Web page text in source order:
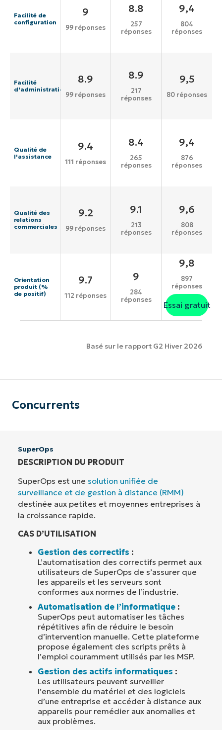
Facilité de
configuration
9
99 réponses
8.8
257
réponses
9,4
804
réponses
Facilité
d'administration
8.9
99 réponses
8.9
217
réponses
9,5
80 réponses
Qualité de
l'assistance
9.4
111 réponses
8.4
265
réponses
9,4
876
réponses
Qualité des
relations
commerciales
9.2
99 réponses
9.1
213
réponses
9,6
808
réponses
Orientation
produit (%
de positif)
9.7
112 réponses
9
284
réponses
9,8
897
réponses
Essai gratuit
Basé sur le rapport G2 Hiver 2026
Concurrents
SuperOps
DESCRIPTION DU PRODUIT
SuperOps est une solution unifiée de
surveillance et de gestion à distance (RMM)
destinée aux petites et moyennes entreprises à
la croissance rapide.
CAS D’UTILISATION
Gestion des correctifs :
L’automatisation des correctifs permet aux
utilisateurs de SuperOps de s’assurer que
les appareils et les serveurs sont
conformes aux normes de l’industrie.
Automatisation de l’informatique :
SuperOps peut automatiser les tâches
répétitives afin de réduire le besoin
d’intervention manuelle. Cette plateforme
propose également des scripts prêts à
l’emploi couramment utilisés par les MSP.
Gestion des actifs informatiques :
Les utilisateurs peuvent surveiller
l’ensemble du matériel et des logiciels
d’une entreprise et accéder à distance aux
appareils pour remédier aux anomalies et
aux problèmes.